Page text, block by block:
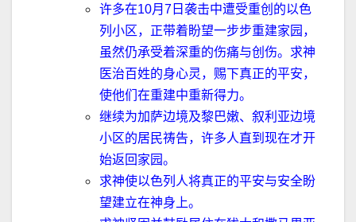
许多在10月 7 日袭击中遭受重创的以色
列小区，正带着盼望一步步重建家园，
虽然仍承受着深重的伤痛与创伤。求神
医治百姓的身心灵，赐下真正的平安，
使他们在重建中重新得力。
继续为加萨边境及黎巴嫩、叙利亚边境
小区的居民祷告，许多人直到现在才开
始返回家园。
求神使以色列人将真正的平安与安全盼
望建立在神身上。